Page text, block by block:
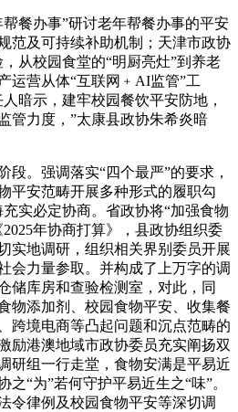
办事”研讨老年帮餐办事的平安
范及可持续补助机制；天津市政协
从校园食堂的“明厨亮灶”到养老
运营从体“互联网﹢AI监管”工
暗示，建牢校园餐饮平安防地，
管力度，”太康县政协朱希炎暗
。强调落实“四个最严”的要求，
平安范畴开展多种形式的履职勾
实必定协商。省政协将“加强食物
年协商打算》，县政协组织委
实地调研，组织相关界别委员开展
会力量参取。并构成了上万字的调
储库房和查验检测室，对此，同
物添加剂、校园食物平安、收集餐
跨境电商等凸起问题和沉点范畴的
励港澳地域市政协委员充实阐扬双
研组一行走堂，食物安满是平易近
“为”若何守护平易近生之“味”。
令律例及校园食物平安等深切调